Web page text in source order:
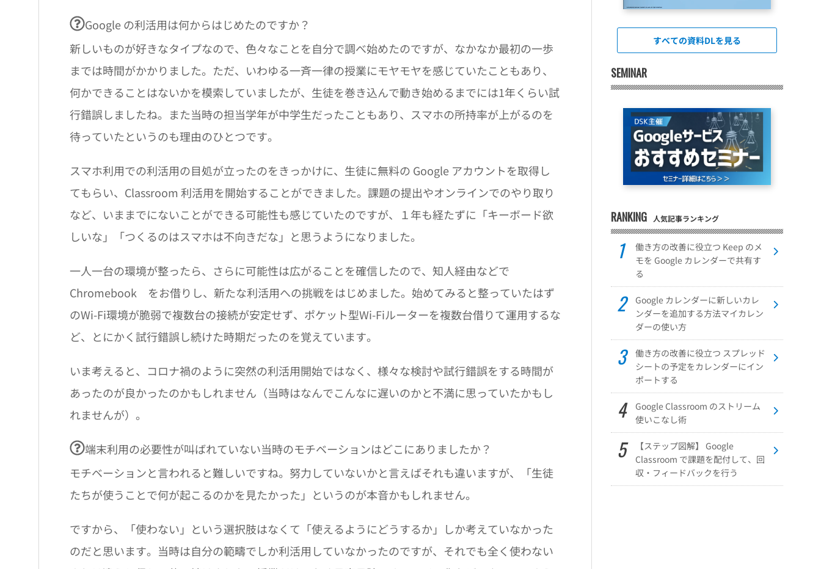
Google の利活用は何からはじめたのですか？
新しいものが好きなタイプなので、色々なことを自分で調べ始めたのですが、なかなか最初の一歩
までは時間がかかりました。ただ、いわゆる一斉一律の授業にモヤモヤを感じていたこともあり、
何かできることはないかを模索していましたが、生徒を巻き込んで動き始めるまでには1年くらい試
行錯誤しましたね。また当時の担当学年が中学生だったこともあり、スマホの所持率が上がるのを
待っていたというのも理由のひとつです。
スマホ利用での利活用の目処が立ったのをきっかけに、生徒に無料の Google アカウントを取得し
てもらい、Classroom 利活用を開始することができました。課題の提出やオンラインでのやり取り
など、いままでにないことができる可能性も感じていたのですが、１年も経たずに「キーボード欲
しいな」「つくるのはスマホは不向きだな」と思うようになりました。
一人一台の環境が整ったら、さらに可能性は広がることを確信したので、知人経由などで
Chromebook をお借りし、新たな利活用への挑戦をはじめました。始めてみると整っていたはず
のWi-Fi環境が脆弱で複数台の接続が安定せず、ポケット型Wi-Fiルーターを複数台借りて運用するな
ど、とにかく試行錯誤し続けた時期だったのを覚えています。
いま考えると、コロナ禍のように突然の利活用開始ではなく、様々な検討や試行錯誤をする時間が
あったのが良かったのかもしれません（当時はなんでこんなに遅いのかと不満に思っていたかもし
れませんが）。
端末利用の必要性が叫ばれていない当時のモチベーションはどこにありましたか？
モチベーションと言われると難しいですね。努力していないかと言えばそれも違いますが、「生徒
たちが使うことで何が起こるのかを見たかった」というのが本音かもしれません。
ですから、「使わない」という選択肢はなくて「使えるようにどうするか」しか考えていなかった
のだと思います。当時は自分の範疇でしか利活用していなかったのですが、それでも全く使わない
すべての資料DLを見る
SEMINAR
RANKING 人気記事ランキング
働き方の改善に役立つ Keep のメ
モを Google カレンダーで共有す
る
Google カレンダーに新しいカレ
ンダーを追加する方法マイカレン
ダーの使い方
働き方の改善に役立つ スプレッド
シートの予定をカレンダーにイン
ポートする
Google Classroom のストリーム
使いこなし術
【ステップ図解】 Google
Classroom で課題を配付して、回
収・フィードバックを行う